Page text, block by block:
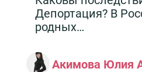
Депортация? В
родных…
Акимова Юлия